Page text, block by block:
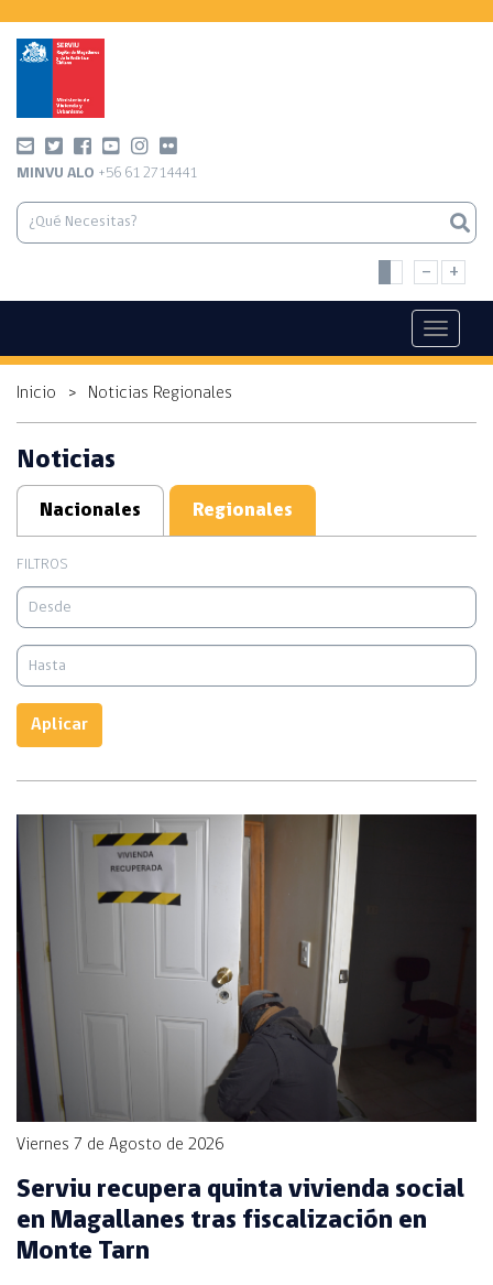
MINVU ALO +56 61 2714441
- +
Toggle
Inicio > Noticias Regionales
Noticias
Nacionales Regionales
FILTROS
Aplicar
Viernes 7 de Agosto de 2026
Serviu recupera quinta vivienda social
en Magallanes tras fiscalización en
Monte Tarn